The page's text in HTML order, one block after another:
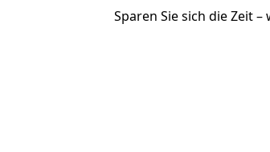
Sparen Sie sich die Zeit